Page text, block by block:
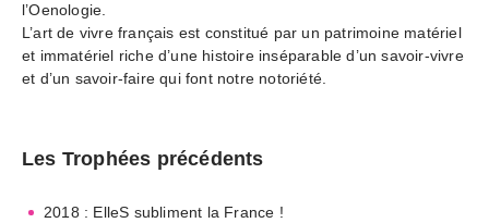
l’Oenologie.
L’art de vivre français est constitué par un patrimoine matériel
et immatériel riche d’une histoire inséparable d’un savoir-vivre
et d’un savoir-faire qui font notre notoriété.
Les Trophées précédents
2018 : ElleS subliment la France !